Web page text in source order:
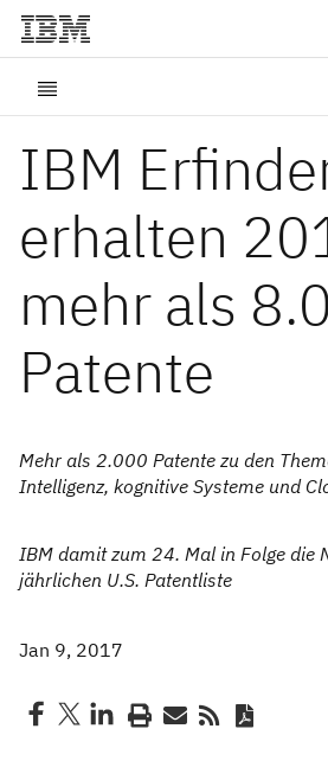
IBM
erhalten
mehr als
Patente
Mehr als 2.000 Patente zu den
Intelligenz, kognitive Systeme und
IBM damit zum 24. Mal in Folge die
jährlichen U.S. Patentliste
Jan 9, 2017